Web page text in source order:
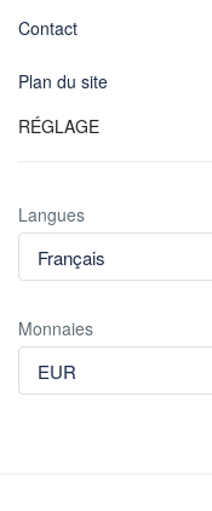
Contact
Plan du site
RÉGLAGE
Langues
Français
Monnaies
EUR